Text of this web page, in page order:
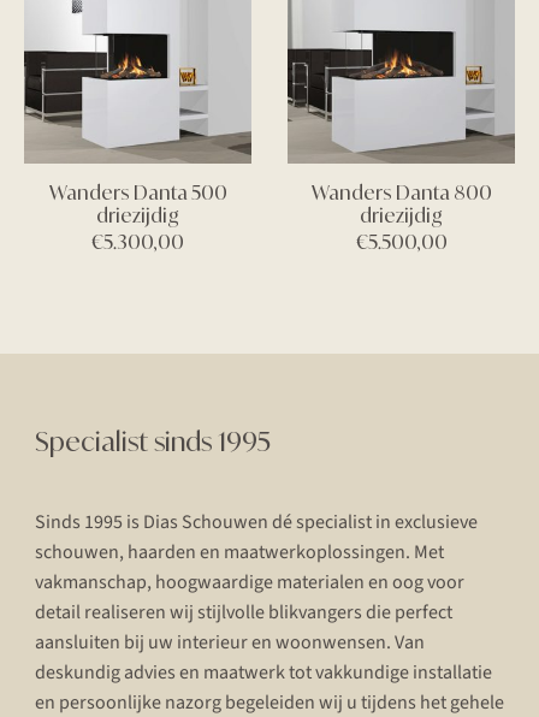
Wanders Danta 500
driezijdig
€5.300,00
Wanders Danta 800
driezijdig
€5.500,00
Specialist sinds 1995
Sinds 1995 is Dias Schouwen dé specialist in exclusieve
schouwen, haarden en maatwerkoplossingen. Met
vakmanschap, hoogwaardige materialen en oog voor
detail realiseren wij stijlvolle blikvangers die perfect
aansluiten bij uw interieur en woonwensen. Van
deskundig advies en maatwerk tot vakkundige installatie
en persoonlijke nazorg begeleiden wij u tijdens het gehele